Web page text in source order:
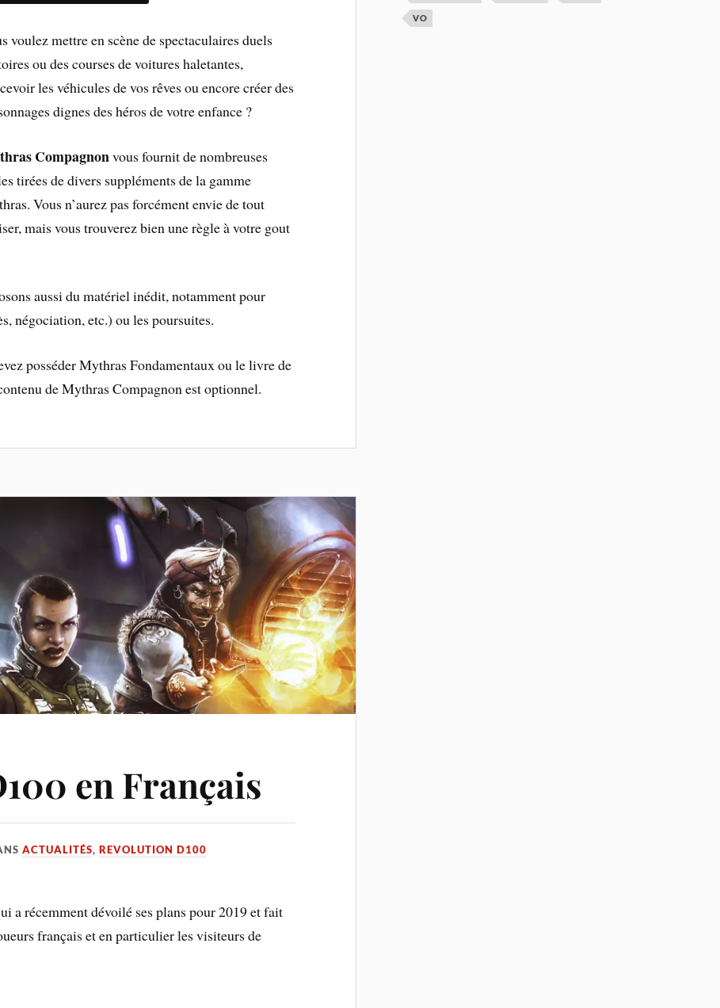
voulez mettre en scène de spectaculaires duels
ou des courses de voitures haletantes,
les véhicules de vos rêves ou encore créer des
dignes des héros de votre enfance ?
Compagnonvous fournit de nombreuses
tirées de divers suppléments de la gamme
Vous n’aurez pas forcément envie de tout
mais vous trouverez bien une règle à votre gout
aussi du matériel inédit, notamment pour
négociation, etc.) ou les poursuites.
posséder Mythras Fondamentaux ou le livre de
de Mythras Compagnon est optionnel.
en Français
ACTUALITÉS,REVOLUTION D100
a récemment dévoilé ses plans pour 2019 et fait
français et en particulier les visiteurs de
VO